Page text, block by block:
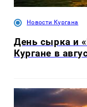
Новости Кургана
День сырка и
Кургане в